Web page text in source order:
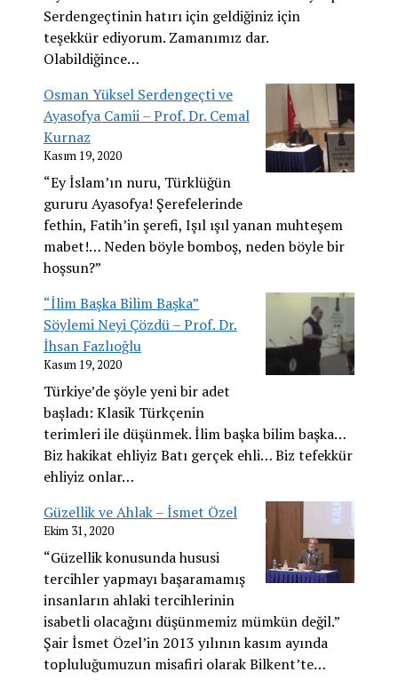
Serdengeçtinin hatırı için geldiğiniz için
teşekkür ediyorum. Zamanımız dar.
Olabildiğince…
Osman Yüksel Serdengeçti ve
Ayasofya Camii – Prof. Dr. Cemal
Kurnaz
Kasım 19, 2020
“Ey İslam’ın nuru, Türklüğün
gururu Ayasofya! Şerefelerinde
fethin, Fatih’in şerefi, Işıl ışıl yanan muhteşem
mabet!… Neden böyle bomboş, neden böyle bir
hoşsun?”
“İlim Başka Bilim Başka”
Söylemi Neyi Çözdü – Prof. Dr.
İhsan Fazlıoğlu
Kasım 19, 2020
Türkiye’de şöyle yeni bir adet
başladı: Klasik Türkçenin
terimleri ile düşünmek. İlim başka bilim başka…
Biz hakikat ehliyiz Batı gerçek ehli… Biz tefekkür
ehliyiz onlar…
Güzellik ve Ahlak – İsmet Özel
Ekim 31, 2020
“Güzellik konusunda hususi
tercihler yapmayı başaramamış
insanların ahlaki tercihlerinin
isabetli olacağını düşünmemiz mümkün değil.”
Şair İsmet Özel’in 2013 yılının kasım ayında
topluluğumuzun misafiri olarak Bilkent’te…